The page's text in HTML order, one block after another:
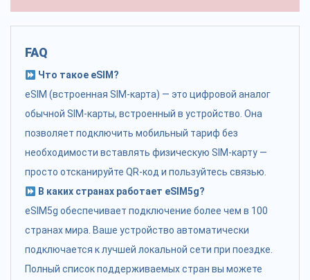
FAQ
Что такое eSIM?
eSIM (встроенная SIM-карта) — это цифровой аналог
обычной SIM-карты, встроенный в устройство. Она
позволяет подключить мобильный тариф без
необходимости вставлять физическую SIM-карту —
просто отсканируйте QR-код и пользуйтесь связью.
В каких странах работает eSIM5g?
eSIM5g обеспечивает подключение более чем в 100
странах мира. Ваше устройство автоматически
подключается к лучшей локальной сети при поездке.
Полный список поддерживаемых стран вы можете